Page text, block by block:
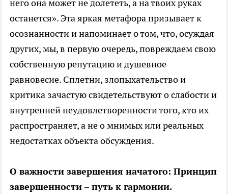
него она может не долететь, а на твоих руках
останется». Эта яркая метафора призывает к
осознанности и напоминает о том, что, осуждая
других, мы, в первую очередь, повреждаем свою
собственную репутацию и душевное
равновесие. Сплетни, злопыхательство и
критика зачастую свидетельствуют о слабости и
внутренней неудовлетворенности того, кто их
распространяет, а не о мнимых или реальных
недостатках объекта обсуждения.
О важности завершения начатого: Принцип
завершенности – путь к гармонии.